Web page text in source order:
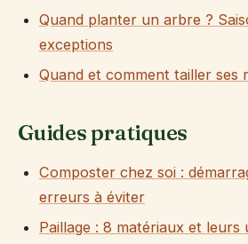
Quand planter un arbre ?
exceptions
Quand et comment tailler ses
Guides pratiques
Composter chez soi :
erreurs à éviter
Paillage : 8 matériaux et leurs